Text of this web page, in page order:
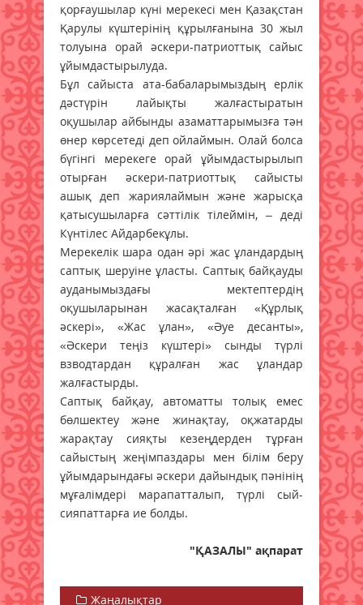
қорғаушылар күні мерекесі мен Қазақстан
Қарулы күштерінің құрылғанына 30 жыл
толуына орай әскери-патриоттық сайыс
ұйымдастырылуда.
Бұл сайыста ата-бабаларымыздың ерлік
дәстүрін лайықты жалғастыратын
оқушылар айбынды азаматтарымызға тән
өнер көрсетеді деп ойлаймын. Олай болса
бүгінгі мерекеге орай ұйымдастырылып
отырған әскери-патриоттық сайысты
ашық деп жариялаймын және жарысқа
қатысушыларға сәттілік тілеймін, – деді
Күнтілес Айдарбекұлы.
Мерекелік шара одан әрі жас ұландардың
саптық шеруіне ұласты. Саптық байқауды
ауданымыздағы мектептердің
оқушыларынан жасақталған «Құрлық
әскері», «Жас ұлан», «Әуе десанты»,
«Әскери теңіз күштері» сынды түрлі
взводтардан құралған жас ұландар
жалғастырды.
Саптық байқау, автоматты толық емес
бөлшектеу және жинақтау, оқжатарды
жарақтау сияқты кезеңдерден тұрған
сайыстың жеңімпаздары мен білім беру
ұйымдарындағы әскери дайындық пәнінің
мұғалімдері марапатталып, түрлі сый-
сияпаттарға ие болды.
"ҚАЗАЛЫ" ақпарат
Жаңалықтар